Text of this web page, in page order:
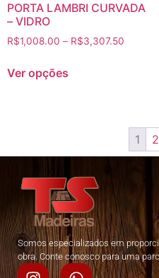
PORTA LAMBRI CURVADA
– VIDRO
R$1,008.00 – R$3,307.50
Ver opções
1 2
Somos especializados em
obra. Conte conosco para uma